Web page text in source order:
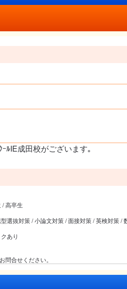
ﾙIE成田校がございます｡
/ 高卒生
選抜対策 / 小論文対策 / 面接対策 / 英検対策 /
あり
合せください。